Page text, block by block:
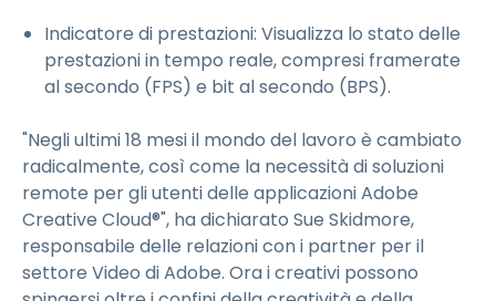
Indicatore di prestazioni: Visualizza lo stato delle
prestazioni in tempo reale, compresi framerate
al secondo (FPS) e bit al secondo (BPS).
"Negli ultimi 18 mesi il mondo del lavoro è cambiato
radicalmente, così come la necessità di soluzioni
remote per gli utenti delle applicazioni Adobe
Creative Cloud®", ha dichiarato Sue Skidmore,
responsabile delle relazioni con i partner per il
settore Video di Adobe. Ora i creativi possono